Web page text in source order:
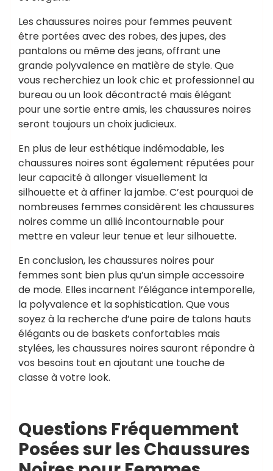
Les chaussures noires pour femmes peuvent
être portées avec des robes, des jupes, des
pantalons ou même des jeans, offrant une
grande polyvalence en matière de style. Que
vous recherchiez un look chic et professionnel au
bureau ou un look décontracté mais élégant
pour une sortie entre amis, les chaussures noires
seront toujours un choix judicieux.
En plus de leur esthétique indémodable, les
chaussures noires sont également réputées pour
leur capacité à allonger visuellement la
silhouette et à affiner la jambe. C’est pourquoi de
nombreuses femmes considèrent les chaussures
noires comme un allié incontournable pour
mettre en valeur leur tenue et leur silhouette.
En conclusion, les chaussures noires pour
femmes sont bien plus qu’un simple accessoire
de mode. Elles incarnent l’élégance intemporelle,
la polyvalence et la sophistication. Que vous
soyez à la recherche d’une paire de talons hauts
élégants ou de baskets confortables mais
stylées, les chaussures noires sauront répondre à
vos besoins tout en ajoutant une touche de
classe à votre look.
Questions Fréquemment
Posées sur les Chaussures